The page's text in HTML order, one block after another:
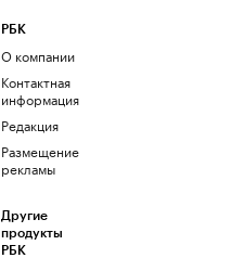
РБК
О компании
Контактная
информация
Редакция
Размещение
рекламы
Другие
продукты
РБК